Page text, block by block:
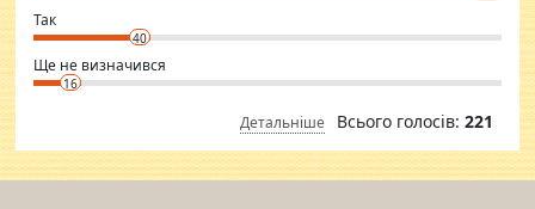
⇒ sakshimirchandani.com
Так
40
Ще не визначився
16
Детальніше Всього голосів: 221